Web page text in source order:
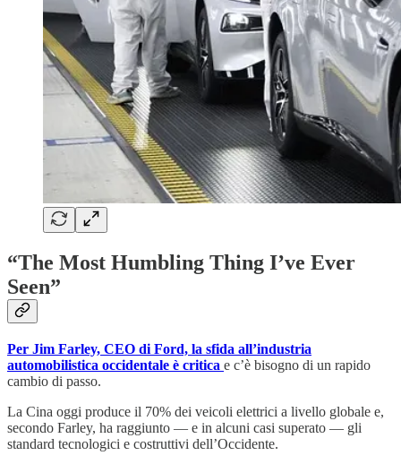
“The Most Humbling Thing I’ve Ever
Seen”
Per Jim Farley, CEO di Ford, la sfida all’industria
automobilistica occidentale è critica e c’è bisogno di un rapido
cambio di passo.
La Cina oggi produce il 70% dei veicoli elettrici a livello globale e,
secondo Farley, ha raggiunto — e in alcuni casi superato — gli
standard tecnologici e costruttivi dell’Occidente.